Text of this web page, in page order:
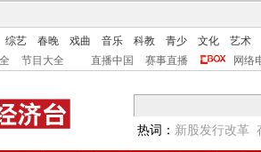
综艺 春晚 戏曲 音乐 科教 青少 文化
艺术
节目大全 直播中国 赛事直播 网络
热词： 新股发行改革